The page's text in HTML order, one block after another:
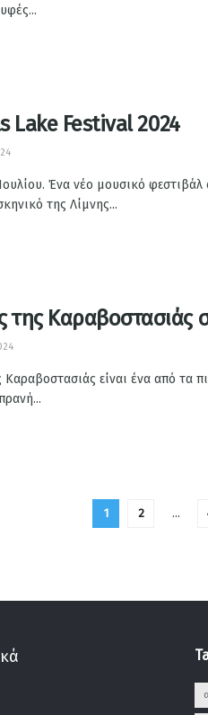
Lake Festival 2024
Ένα νέο μουσικό φεστιβάλ
της Λίμνης...
της Καραβοστασιάς
είναι ένα από τα
1 2 …